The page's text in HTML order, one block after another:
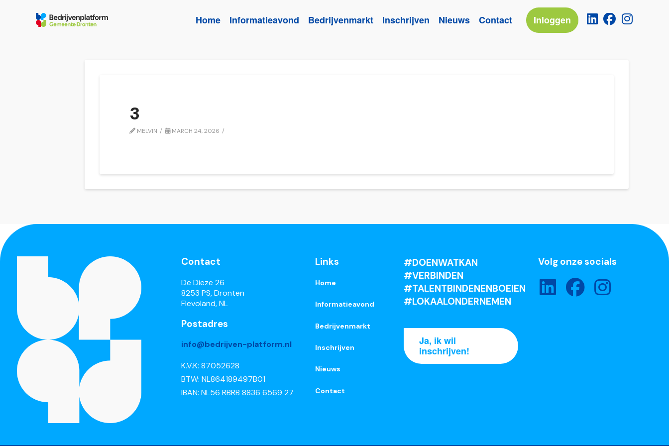
Home Informatieavond Bedrijvenmarkt Inschrijven Nieuws Contact Inloggen
3
MELVIN MARCH 24, 2026
Contact
De Dieze 26
8253 PS, Dronten
Flevoland, NL
Postadres
info@bedrijven-platform.nl
K.V.K: 87052628
BTW: NL864189497B01
IBAN: NL56 RBRB 8836 6569 27
Links
Home
Informatieavond
Bedrijvenmarkt
Inschrijven
Nieuws
Contact
#DOENWATKAN
#VERBINDEN
#TALENTBINDENENBOEIEN
#LOKAALONDERNEMEN
Ja, ik wil
inschrijven!
Volg onze socials